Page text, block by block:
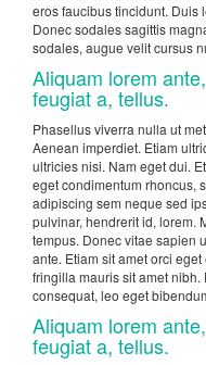
eros faucibus tincidunt. Duis
Donec sodales sagittis
sodales, augue velit cursus
Aliquam lorem
feugiat a, tellus.
Phasellus viverra nulla ut
Aenean imperdiet. Etiam
ultricies nisi. Nam eget dui.
eget condimentum rhoncus,
adipiscing sem neque sed
pulvinar, hendrerit id, lorem.
tempus. Donec vitae sapien
ante. Etiam sit amet orci
fringilla mauris sit amet
consequat, leo eget
Aliquam lorem
feugiat a, tellus.